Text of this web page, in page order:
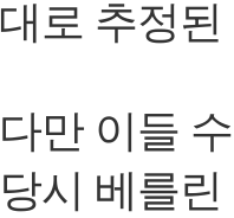
대로 추정
다만 이들
당시 베를